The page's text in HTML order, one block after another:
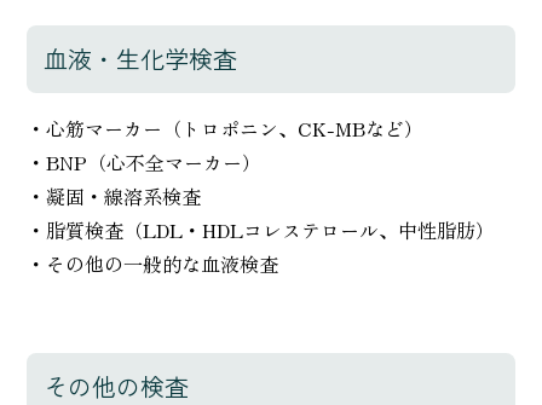
血液・生化学検査
・心筋マーカー（トロポニン、CK-MBなど）
・BNP（心不全マーカー）
・凝固・線溶系検査
・脂質検査（LDL・HDLコレステロール、中性脂肪）
・その他の一般的な血液検査
その他の検査